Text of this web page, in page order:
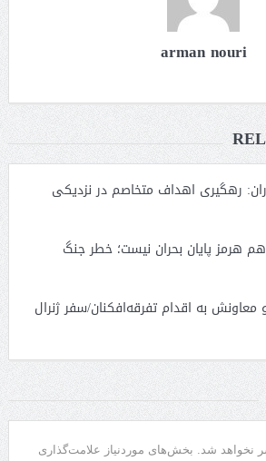
arman nouri
رهگیری اهداف متخاصم در نزدیکی
هرمز پایان بحران نیست؛ خطر جنگ
معاونش به اقدام تفرقه‌افکنان/سفر ژنرال
نخواهد شد. بخش‌های موردنیاز علامت‌گذاری